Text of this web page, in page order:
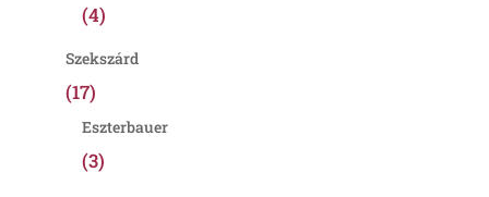
(4)
Szekszárd
(17)
Eszterbauer
(3)